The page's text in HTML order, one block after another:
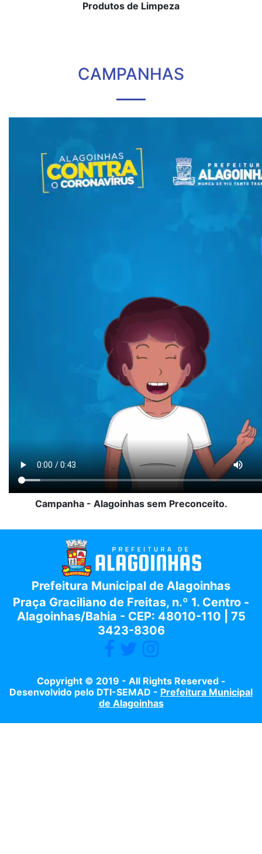
Produtos de Limpeza
CAMPANHAS
Campanha - Alagoinhas sem Preconceito.
Prefeitura Municipal de Alagoinhas
Praça Graciliano de Freitas, n.º 1. Centro -
Alagoinhas/Bahia - CEP: 48010-110 | 75
3423-8306
Copyright © 2019 - All Rights Reserved -
Desenvolvido pelo DTI-SEMAD - Prefeitura Municipal
de Alagoinhas